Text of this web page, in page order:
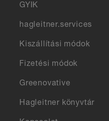
GYIK
hagleitner.services
Kiszállítási módok
Fizetési módok
Greenovative
Hagleitner könyvtár